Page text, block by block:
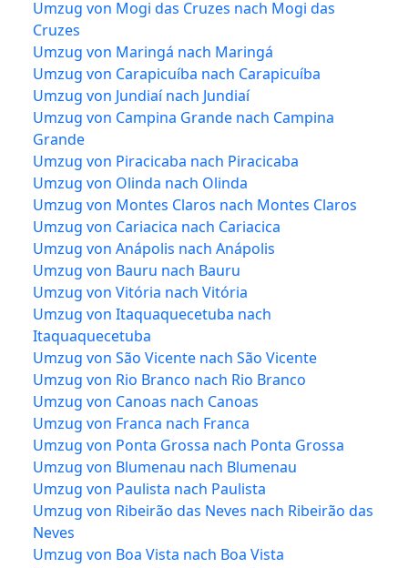
Umzug von Mogi das Cruzes nach Mogi das
Cruzes
Umzug von Maringá nach Maringá
Umzug von Carapicuíba nach Carapicuíba
Umzug von Jundiaí nach Jundiaí
Umzug von Campina Grande nach Campina
Grande
Umzug von Piracicaba nach Piracicaba
Umzug von Olinda nach Olinda
Umzug von Montes Claros nach Montes Claros
Umzug von Cariacica nach Cariacica
Umzug von Anápolis nach Anápolis
Umzug von Bauru nach Bauru
Umzug von Vitória nach Vitória
Umzug von Itaquaquecetuba nach
Itaquaquecetuba
Umzug von São Vicente nach São Vicente
Umzug von Rio Branco nach Rio Branco
Umzug von Canoas nach Canoas
Umzug von Franca nach Franca
Umzug von Ponta Grossa nach Ponta Grossa
Umzug von Blumenau nach Blumenau
Umzug von Paulista nach Paulista
Umzug von Ribeirão das Neves nach Ribeirão das
Neves
Umzug von Boa Vista nach Boa Vista